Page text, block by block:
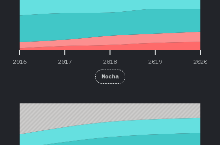
2016 2017 2018 2019 2020
Mocha